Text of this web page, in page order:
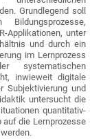
Grundlegend soll
Applikationen, unter
und durch ein
im Lernprozess
systematischen
inwieweit digitale
Subjektivierung und
untersucht die
quantitativ-
auf die Lernprozesse